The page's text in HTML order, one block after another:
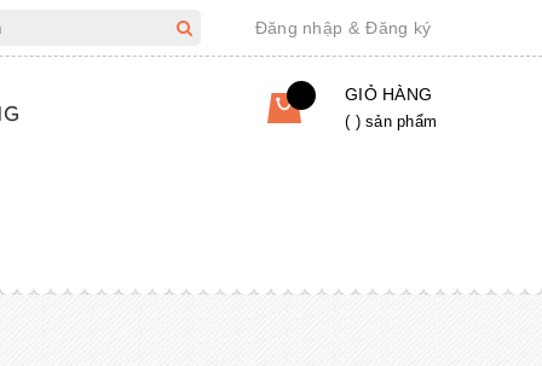
Đăng nhập & Đăng ký
GIỎ HÀNG
( ) sản phẩm